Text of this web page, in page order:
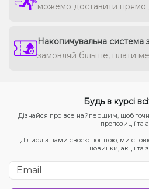
можемо доставити прямо
Накопичувальна система
замовляй більше, плати
Будь в курсі
Дізнайся про все найпершим, щоб
пропозиції та
Ділися з нами своєю поштою, ми
новинки, акції та